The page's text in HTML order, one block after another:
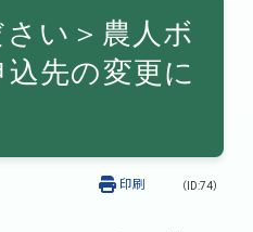
い＞農人ボ
先の変更に
（ID:74）
印刷